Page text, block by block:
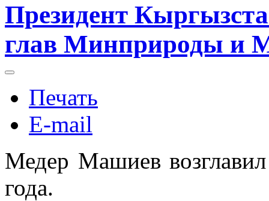
Президент
глав Минприроды и
Печать
E-mail
Медер Машиев
года.